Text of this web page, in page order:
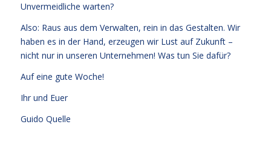
Unvermeidliche warten?
Also: Raus aus dem Verwalten, rein in das Gestalten. Wir
haben es in der Hand, erzeugen wir Lust auf Zukunft –
nicht nur in unseren Unternehmen! Was tun Sie dafür?
Auf eine gute Woche!
Ihr und Euer
Guido Quelle